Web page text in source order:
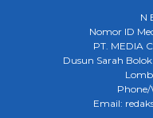
N
Nomor ID
PT. MEDIA
Dusun Sarah
Phone/
Email: